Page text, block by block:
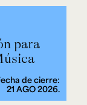
para
de cierre:
21 AGO 2026.